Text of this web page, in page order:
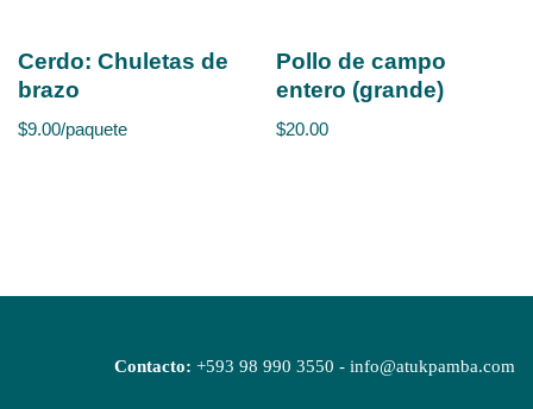
Cerdo: Chuletas de
brazo
$9.00/paquete
Pollo de campo
entero (grande)
$20.00
Contacto: +593 98 990 3550 - info@atukpamba.com